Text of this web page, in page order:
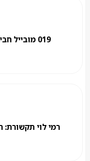
019 מובייל חבילות סלולר ומבצעים
רמי לוי תקשורת: